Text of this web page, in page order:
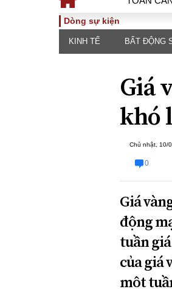
TOÀN CẢNH
Chính sách
Đối thoại
ĐA CHIỀU
Quan điểm
Dòng sự kiện
KINH TẾ BẤT ĐỘNG
Giá
khó
Chủ nhật, 10/
0
Giá
động
tuần
của giá
một